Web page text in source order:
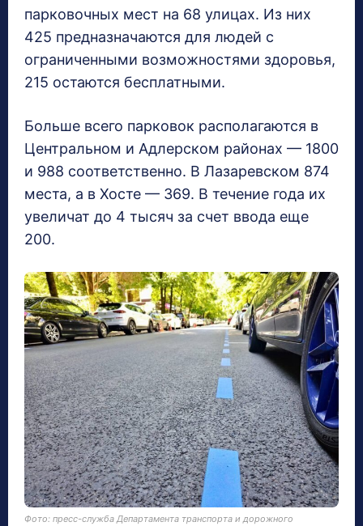
парковочных мест на 68 улицах. Из них
425 предназначаются для людей с
ограниченными возможностями здоровья,
215 остаются бесплатными.
Больше всего парковок располагаются в
Центральном и Адлерском районах — 1800
и 988 соответственно. В Лазаревском 874
места, а в Хосте — 369. В течение года их
увеличат до 4 тысяч за счет ввода еще
200.
Фото: пресс-служба Департамента транспорта и дорожного